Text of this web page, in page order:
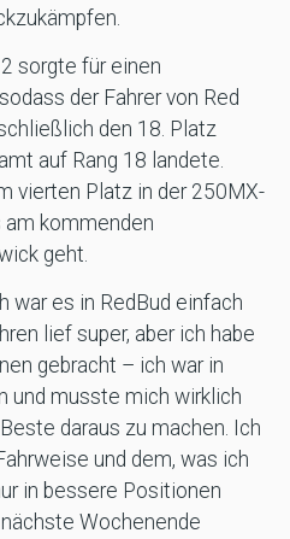
sorgte für einen
der Fahrer von Red
den 18. Platz
auf Rang 18 landete.
vierten Platz in der 250MX-
am kommenden
geht.
war es in RedBud einfach
lief super, aber ich habe
gebracht – ich war in
und musste mich wirklich
daraus zu machen. Ich
und dem, was ich
in bessere Positionen
Wochenende